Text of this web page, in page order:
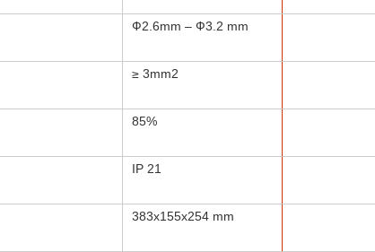
Ф2.6mm – Ф3.2 mm
≥ 3mm2
85%
IP 21
383x155x254 mm